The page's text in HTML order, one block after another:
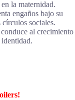
la maternidad.
engaños bajo su
sociales.
al crecimiento